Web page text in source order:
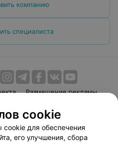
компанию
специалиста
Размещение рекламы
Способы оплаты
Партнеры
cookie
для обеспечения
его улучшения, сбора